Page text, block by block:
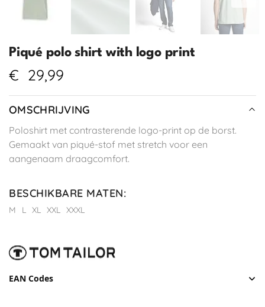
Piqué polo shirt with logo print
€ 29,99
OMSCHRIJVING
Poloshirt met contrasterende logo-print op de borst.
Gemaakt van piqué-stof met stretch voor een
aangenaam draagcomfort.
BESCHIKBARE MATEN:
M L XL XXL XXXL
EAN Codes